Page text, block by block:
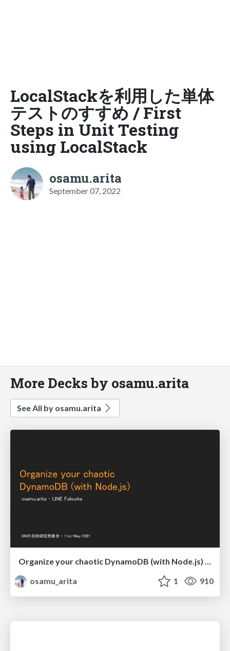
LocalStackを利用した単体
テストのすすめ / First
Steps in Unit Testing
using LocalStack
osamu.arita
September 07, 2022
More Decks by osamu.arita
See All by osamu.arita
Organize your chaotic DynamoDB (with Node.js) / Organize your chaotic DynamoDB with Nodejs
osamu_arita
1 910